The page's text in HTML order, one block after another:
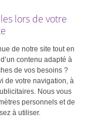
capacité de
en œuvre de
dans la durée de
lors de votre
de notre site tout en
contenu adapté à
de vos besoins ?
de votre navigation, à
Nous vous
personnels et de
à utiliser.